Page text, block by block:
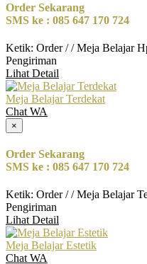
Order Sekarang
SMS ke : 085 647 170 724
Ketik: Order / / Meja Belajar
Pengiriman
Lihat Detail
Meja Belajar Terdekat
Chat WA
×
Order Sekarang
SMS ke : 085 647 170 724
Ketik: Order / / Meja Belajar
Pengiriman
Lihat Detail
Meja Belajar Estetik
Chat WA